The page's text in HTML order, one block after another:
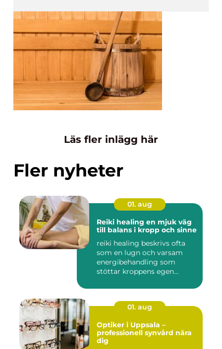
Läs fler inlägg här
Fler nyheter
01. aug
Reiki healing en mjuk väg
till balans i kropp och sinne
reiki healing beskrivs ofta
som en lugn och varsam
energibehandling som
stöttar kroppens egen
01. aug
Optiker i Uppsala –
professionell synvård nära
dig